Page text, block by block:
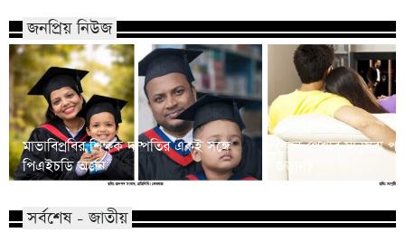
জনপ্রিয় নিউজ
মাভাবিপ্রবির শিক্ষক দম্পতির একই সঙ্গে
পিএইচডি অর্জন
কোন পেশার মানুষরা
জড়ান?
সর্বশেষ - জাতীয়